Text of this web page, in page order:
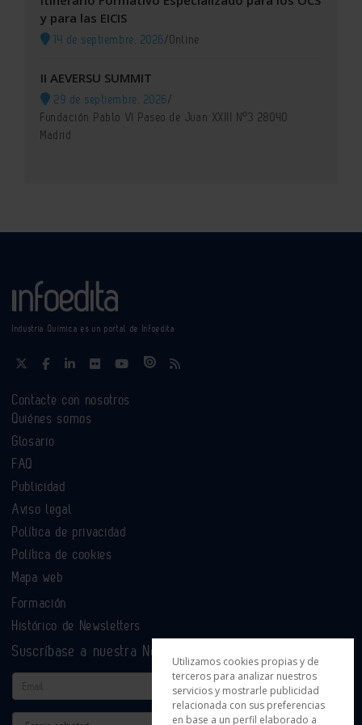
y para las EICIS
14 de septiembre, 2026/Online
II AEVERSU SUMMIT
29 de septiembre, 2026/
Fundación Pablo VI Paseo de Juan XXIII Nº3 28040
Madrid
Industria Química es un portal de Infoedita
Contacte con nosotros
Quiénes somos
Glosario
FAQ
Publicidad
Aviso legal
Política de privacidad
Política de cookies
Mapa web
Formación
Histórico de Newsletters
Suscríbase a nuestra Newsletter
Email
Actividad
Utilizamos cookies propias y de
terceros para analizar nuestros
servicios y mostrarle publicidad
relacionada con sus preferencias
en base a un perfil elaborado a